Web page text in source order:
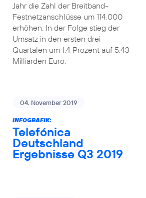
Jahr die Zahl der Breitband-
Festnetzanschlüsse um 114.000
erhöhen. In der Folge stieg der
Umsatz in den ersten drei
Quartalen um 1,4 Prozent auf 5,43
Milliarden Euro.
04. November 2019
INFOGRAFIK:
Telefónica
Deutschland
Ergebnisse Q3 2019